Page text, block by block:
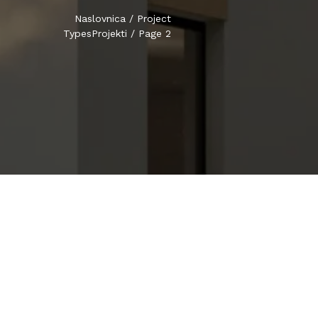
Naslovnica / Project
TypesProjekti / Page 2